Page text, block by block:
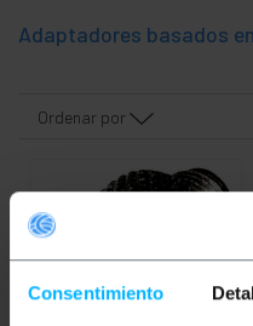
Consentimiento
Ordenar por